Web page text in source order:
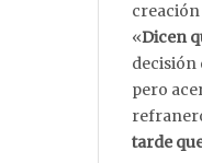
«Dicen
decisión
pero
tarde